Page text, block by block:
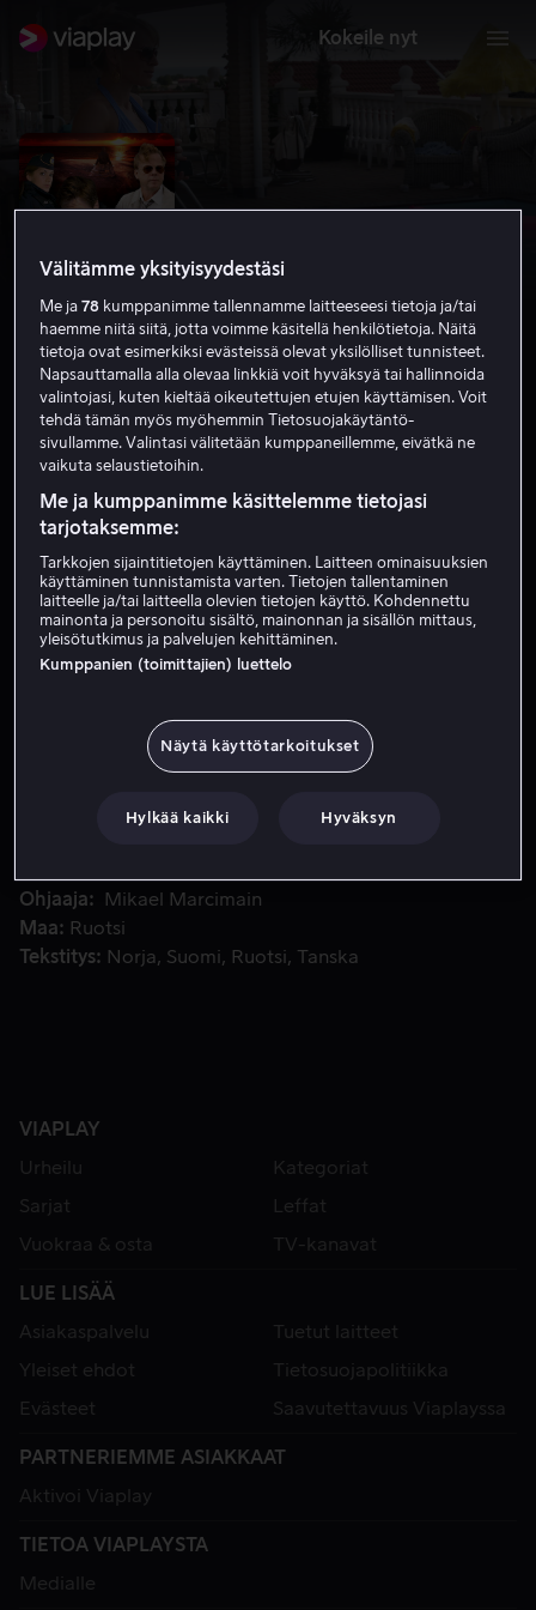
Kokeile nyt
Wallander: Haamu
6.0 Rikoselokuvat
K-16
HD
Vuokraa 4,99 €
Osta 10,99 €
Mies ja nainen kuolevat kaasuräjähdyksessä ja talo
Mies ja nainen kuolevat kaasuräjähdyksessä ja talo
palaa poroksi. Tapahtunut todetaan pian tuhopoltoksi.
Ohjaaja
Mikael Marcimain
Maa
Ruotsi
Tekstitys
Norja Suomi Ruotsi Tanska
VIAPLAY
Urheilu
Kategoriat
Sarjat
Leffat
Vuokraa & osta
TV-kanavat
LUE LISÄÄ
Asiakaspalvelu
Tuetut laitteet
Yleiset ehdot
Tietosuojapolitiikka
Evästeet
Saavutettavuus Viaplayssa
PARTNERIEMME ASIAKKAAT
Aktivoi Viaplay
TIETOA VIAPLAYSTA
Medialle
Välitämme yksityisyydestäsi
Me ja78 kumppanimme tallennamme laitteeseesi tietoja ja/tai
haemme niitä siitä, jotta voimme käsitellä henkilötietoja. Näitä
tietoja ovat esimerkiksi evästeissä olevat yksilölliset tunnisteet.
Napsauttamalla alla olevaa linkkiä voit hyväksyä tai hallinnoida
valintojasi, kuten kieltää oikeutettujen etujen käyttämisen. Voit
tehdä tämän myös myöhemmin Tietosuojakäytäntö-
sivullamme. Valintasi välitetään kumppaneillemme, eivätkä ne
vaikuta selaustietoihin.
Me ja kumppanimme käsittelemme tietojasi
tarjotaksemme:
Tarkkojen sijaintitietojen käyttäminen. Laitteen ominaisuuksien
käyttäminen tunnistamista varten. Tietojen tallentaminen
laitteelle ja/tai laitteella olevien tietojen käyttö. Kohdennettu
mainonta ja personoitu sisältö, mainonnan ja sisällön mittaus,
yleisötutkimus ja palvelujen kehittäminen.
Kumppanien (toimittajien) luettelo
Näytä käyttötarkoitukset
Hylkää kaikki Hyväksyn